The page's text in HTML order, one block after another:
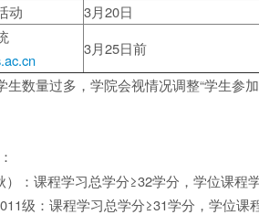
动
3月20日
3月25日前
生数量过多，学院会视情况调整“学生参
：
程学习总学分≥32学分，学位课程学
：课程学习总学分≥31学分，学位